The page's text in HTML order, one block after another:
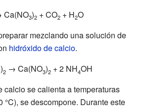
Ca(NO3)2 + CO2 + H2O
mezclando una solución de
hidróxido de calcio.
2 → Ca(NO3)2 + 2 NH4OH
calcio se calienta a temperaturas
°C), se descompone. Durante este